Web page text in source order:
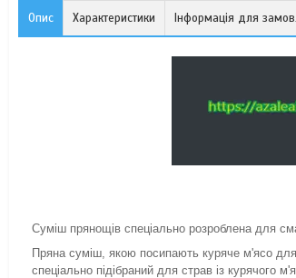
Опис Характеристики Інформація для
Суміш прянощів спеціально розроблена для
Пряна суміш, якою посипають куряче м'ясо
спеціально підібраний для страв із курячого